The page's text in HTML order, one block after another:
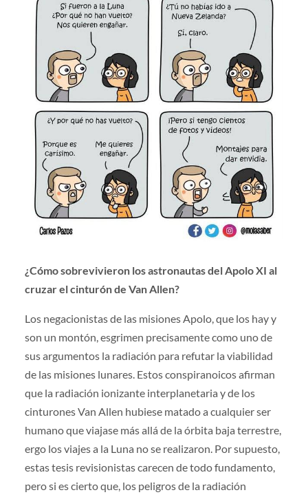
¿Cómo sobrevivieron los astronautas del Apolo XI al
cruzar el cinturón de Van Allen?
Los negacionistas de las misiones Apolo, que los hay y
son un montón, esgrimen precisamente como uno de
sus argumentos la radiación para refutar la viabilidad
de las misiones lunares. Estos conspiranoicos afirman
que la radiación ionizante interplanetaria y de los
cinturones Van Allen hubiese matado a cualquier ser
humano que viajase más allá de la órbita baja terrestre,
ergo los viajes a la Luna no se realizaron. Por supuesto,
estas tesis revisionistas carecen de todo fundamento,
pero si es cierto que, los peligros de la radiación